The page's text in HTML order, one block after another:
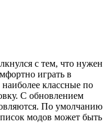
с тем, что нужен
играть в
классные по
С обновлением
По умолчанию
модов может быть